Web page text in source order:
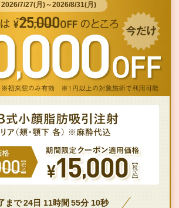
2026/7/27(月)～2026/8/31(月)
まで 24日 11時間 55分 08秒